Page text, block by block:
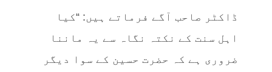
ڈاکٹر صاحب آگے فرماتے ہیں: “کیا
اہل سنت کے نکتہ نگاہ سے یہ ماننا
ضروری ہے کہ حضرت حسین کے سوا دیگر